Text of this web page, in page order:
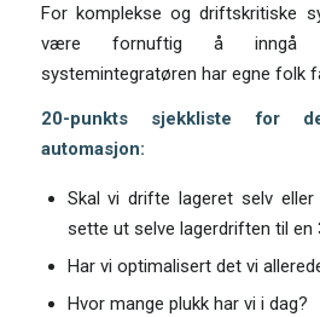
For komplekse og driftskritiske
være fornuftig å inngå
systemintegratøren har egne folk
20-punkts sjekkliste for
automasjon:
Skal vi drifte lageret selv
sette ut selve lagerdriften til en
Har vi optimalisert det vi
Hvor mange plukk har vi i dag?